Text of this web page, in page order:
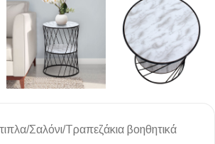
/Σαλόνι/Τραπεζάκια βοηθητικά